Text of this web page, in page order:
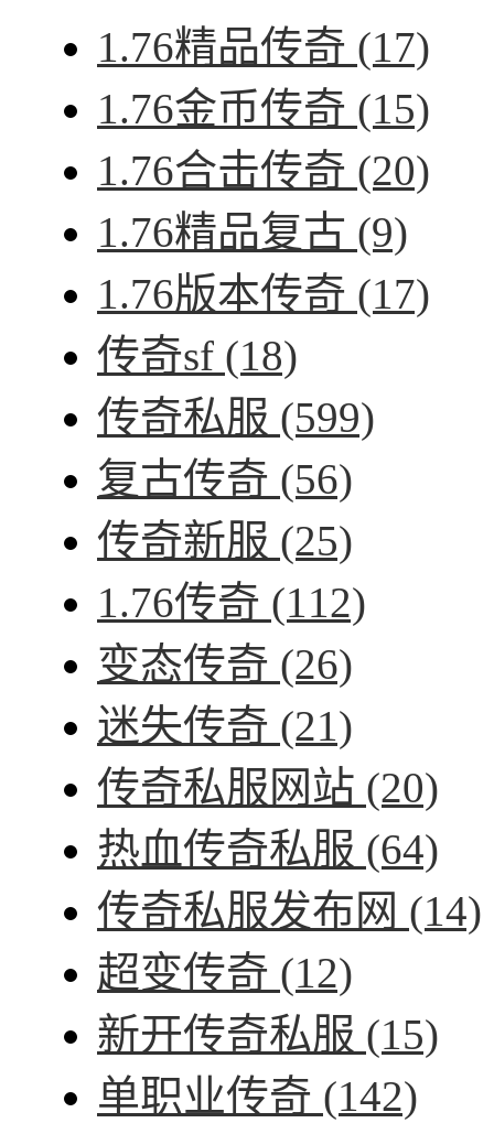
1.76精品传奇 (17)
1.76金币传奇 (15)
1.76合击传奇 (20)
1.76精品复古 (9)
1.76版本传奇 (17)
传奇sf (18)
传奇私服 (599)
复古传奇 (56)
传奇新服 (25)
1.76传奇 (112)
变态传奇 (26)
迷失传奇 (21)
传奇私服网站 (20)
热血传奇私服 (64)
传奇私服发布网 (14)
超变传奇 (12)
新开传奇私服 (15)
单职业传奇 (142)